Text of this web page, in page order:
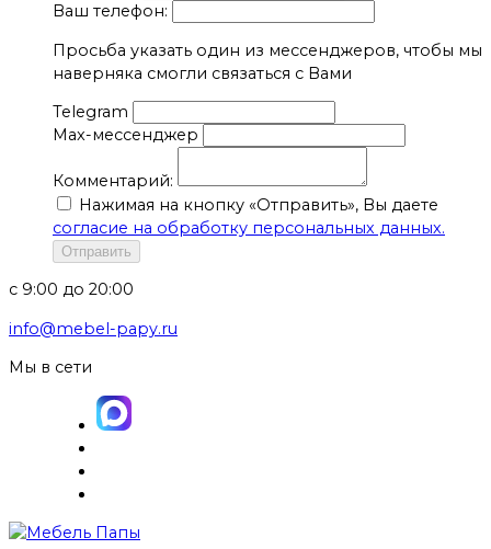
Ваш телефон:
Просьба указать один из мессенджеров, чтобы мы
наверняка смогли связаться с Вами
Telegram
Max-мессенджер
Комментарий:
Нажимая на кнопку «Отправить», Вы даете
согласие на обработку персональных данных.
Отправить
с 9:00 до 20:00
info@mebel-papy.ru
Мы в сети